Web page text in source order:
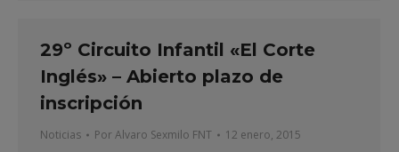
29º Circuito Infantil «El Corte
Inglés» – Abierto plazo de
inscripción
Noticias PorAlvaro Sexmilo FNT 12 enero, 2015